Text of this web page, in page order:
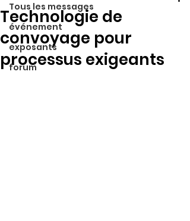
Tous les messages
événement
exposants
forum
Technologie de
convoyage pour
processus exigeants